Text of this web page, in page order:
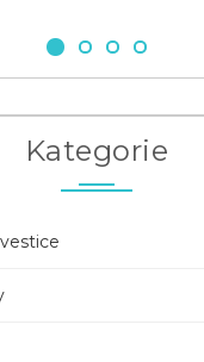
Kategorie